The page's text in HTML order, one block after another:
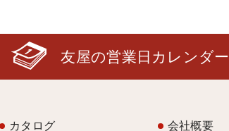
友屋の営業日カレンダー
カタログ 会社概要